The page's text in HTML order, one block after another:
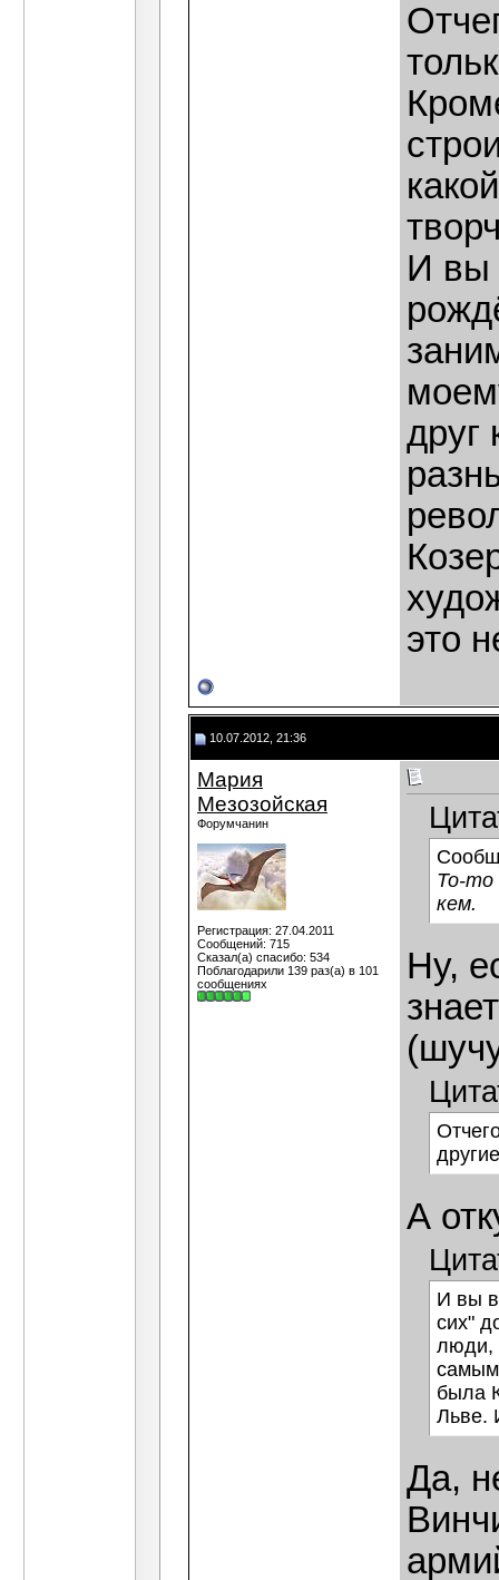
И вы
друг
это
10.07.2012, 21:36
Мария
Мезозойская
Форумчанин
Регистрация: 27.04.2011
Сообщений: 715
Сказал(а) спасибо: 534
Поблагодарили 139 раз(а) в 101
сообщениях
То-то
кем.
Ну,
другие
А
И вы
сих"
люди,
самым
была
Льве.
Да,